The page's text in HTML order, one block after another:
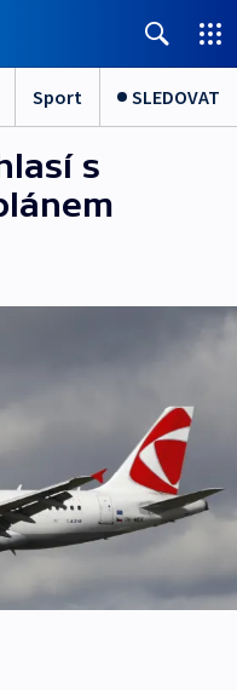
Sport SLEDOVAT
s